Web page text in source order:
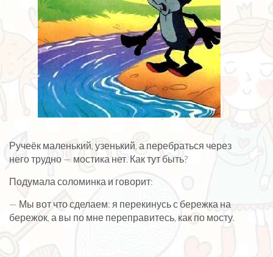
Ручеёк маленький, узенький, а перебраться через
него трудно — мостика нет. Как тут быть?
Подумала соломинка и говорит:
— Мы вот что сделаем: я перекинусь с бережка на
бережок, а вы по мне переправитесь, как по мосту.